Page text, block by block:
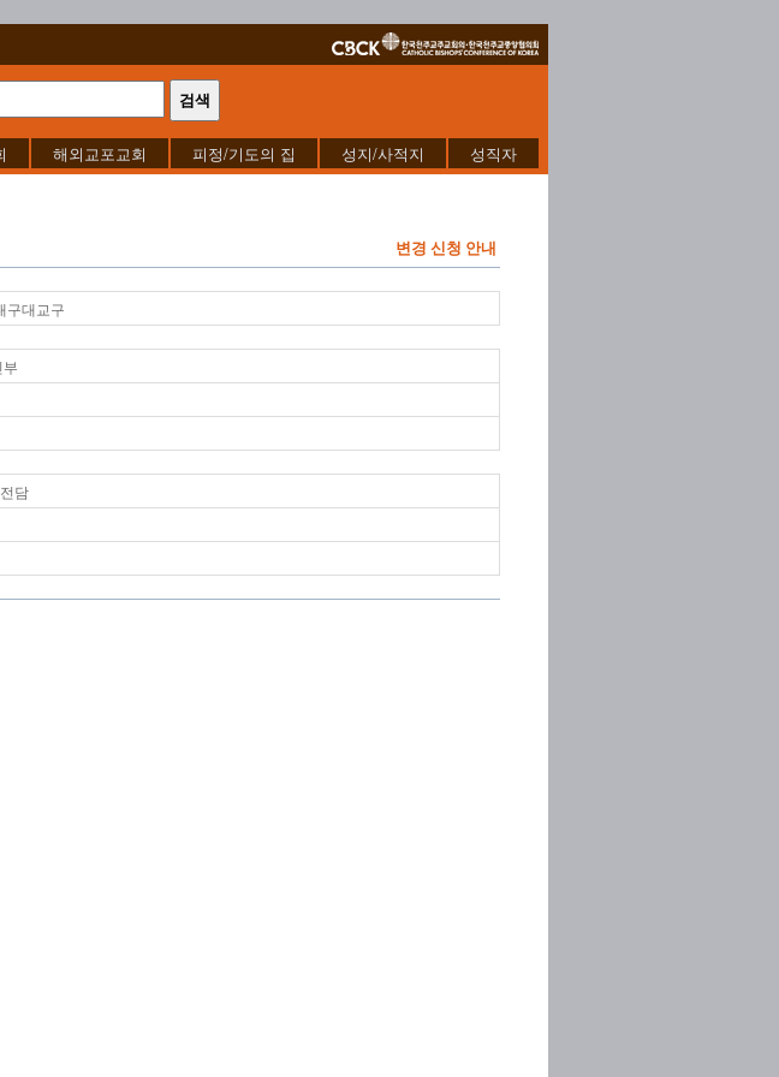
해외교포교회 피정/기도의 집 성지/사적지 성직자
변경 신청 안내
구대교구
담